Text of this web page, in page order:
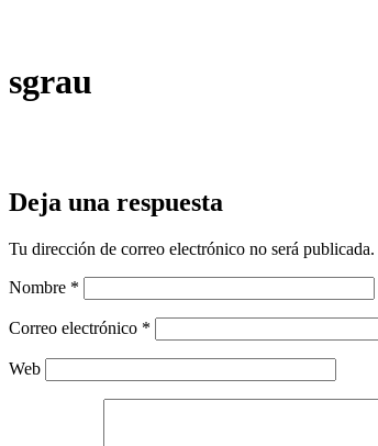
sgrau
Deja una respuesta
Tu dirección de correo electrónico no será publicada.
Nombre *
Correo electrónico *
Web